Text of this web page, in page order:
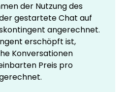
der Nutzung des
gestartete Chat auf
angerechnet.
erschöpft ist,
Konversationen
Preis pro